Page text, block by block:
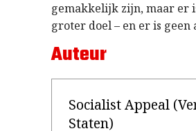
gemakkelijk zijn, maar er
groter doel – en er is
Auteur
Socialist Appeal
Staten)